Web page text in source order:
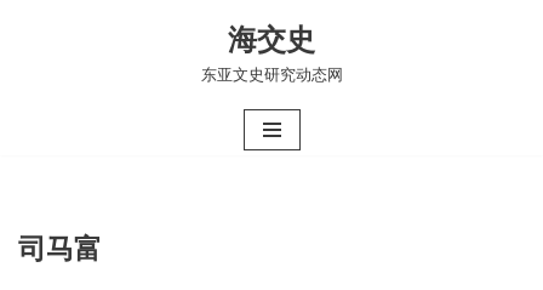
海交史
东亚文史研究动态网
司马富